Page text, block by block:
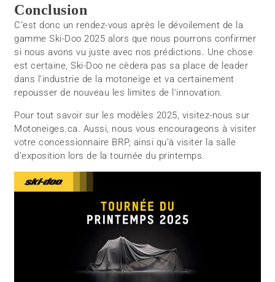
Conclusion
C’est donc un rendez-vous après le dévoilement de la
gamme Ski-Doo 2025 alors que nous pourrons confirmer
si nous avons vu juste avec nos prédictions. Une chose
est certaine, Ski-Doo ne cèdera pas sa place de leader
dans l’industrie de la motoneige et va certainement
repousser de nouveau les limites de l’innovation.
Pour tout savoir sur les modèles 2025, visitez-nous sur
Motoneiges.ca. Aussi, nous vous encourageons à visiter
votre concessionnaire BRP, ainsi qu’à visiter la salle
d’exposition lors de la tournée du printemps.